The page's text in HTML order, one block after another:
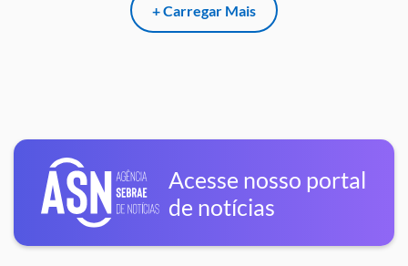
+ Carregar Mais
Acesse nosso portal
de notícias